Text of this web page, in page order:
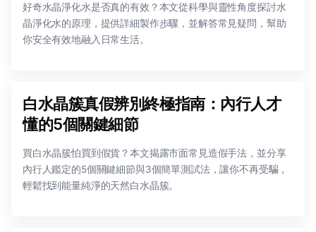
好奇水晶淨化水是否真的有效？本文從科學與靈性角度探討水
晶淨化水的原理，提供詳細製作步驟，並解答常見疑問，幫助
你安全有效地融入日常生活。
白水晶簇真假辨別終極指南：內行人才
懂的5個關鍵細節
買白水晶簇怕買到假貨？本文揭露市面常見造假手法，並分享
內行人鑑定的5個關鍵細節與3個簡單測試法，讓你不再受騙，
輕鬆找到能量純淨的天然白水晶簇。